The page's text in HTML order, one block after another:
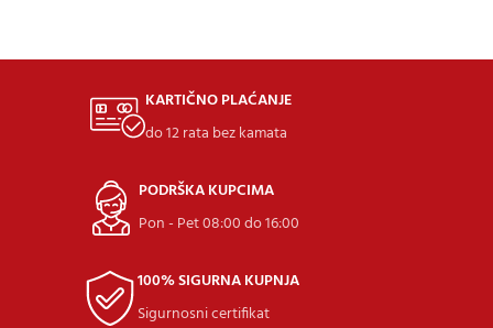
KARTIČNO PLAĆANJE
do 12 rata bez kamata
PODRŠKA KUPCIMA
Pon - Pet 08:00 do 16:00
100% SIGURNA KUPNJA
Sigurnosni certifikat